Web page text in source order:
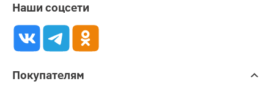
Наши соцсети
Покупателям